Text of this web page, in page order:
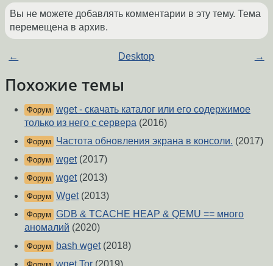
Вы не можете добавлять комментарии в эту тему. Тема
перемещена в архив.
← Desktop →
Похожие темы
Форум wget - скачать каталог или его содержимое
только из него с сервера (2016)
Форум Частота обновления экрана в консоли. (2017)
Форум wget(2017)
Форум wget(2013)
Форум Wget(2013)
Форум GDB & TCACHE HEAP & QEMU == много
аномалий (2020)
Форум bash wget(2018)
wget Tor (2019)